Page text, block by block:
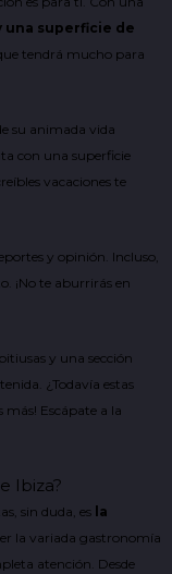
una superficie de
tendrá mucho para
su animada vida
con una superficie
vacaciones te
y opinión. Incluso,
¡No te aburrirás en
pitiusas y una sección
¿Todavía estas
más! Escápate a la
Ibiza?
sin duda, es la
la variada gastronomía
atención. Desde